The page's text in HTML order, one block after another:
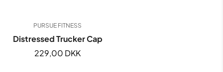
PURSUE FITNESS
Distressed Trucker Cap
Normal
229,00 DKK